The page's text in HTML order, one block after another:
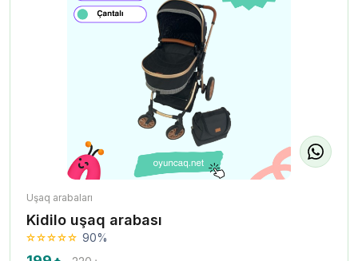
Uşaq arabaları
Kidilo uşaq arabası
90%